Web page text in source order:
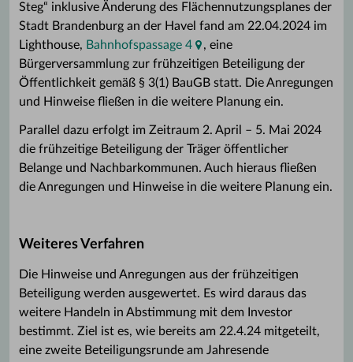
Steg“ inklusive Änderung des Flächennutzungsplanes der
Stadt Brandenburg an der Havel fand am 22.04.2024 im
Lighthouse, Bahnhofspassage 4
, eine
Bürgerversammlung zur frühzeitigen Beteiligung der
Öffentlichkeit gemäß § 3(1) BauGB statt. Die Anregungen
und Hinweise fließen in die weitere Planung ein.
Parallel dazu erfolgt im Zeitraum 2. April – 5. Mai 2024
die frühzeitige Beteiligung der Träger öffentlicher
Belange und Nachbarkommunen. Auch hieraus fließen
die Anregungen und Hinweise in die weitere Planung ein.
Weiteres Verfahren
Die Hinweise und Anregungen aus der frühzeitigen
Beteiligung werden ausgewertet. Es wird daraus das
weitere Handeln in Abstimmung mit dem Investor
bestimmt. Ziel ist es, wie bereits am 22.4.24 mitgeteilt,
eine zweite Beteiligungsrunde am Jahresende